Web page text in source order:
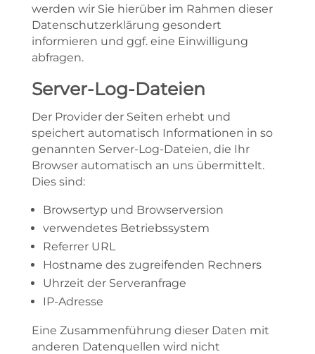
werden wir Sie hierüber im Rahmen dieser
Datenschutzerklärung gesondert
informieren und ggf. eine Einwilligung
abfragen.
Server-Log-Dateien
Der Provider der Seiten erhebt und
speichert automatisch Informationen in so
genannten Server-Log-Dateien, die Ihr
Browser automatisch an uns übermittelt.
Dies sind:
Browsertyp und Browserversion
verwendetes Betriebssystem
Referrer URL
Hostname des zugreifenden Rechners
Uhrzeit der Serveranfrage
IP-Adresse
Eine Zusammenführung dieser Daten mit
anderen Datenquellen wird nicht